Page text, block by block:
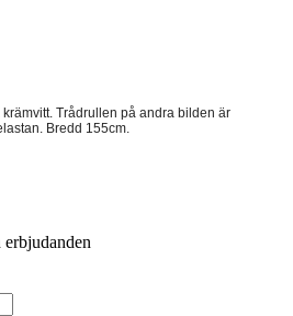
Trådrullen på andra bilden är
Bredd 155cm.
erbjudanden